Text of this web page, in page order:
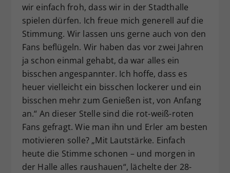
wir einfach froh, dass wir in der Stadthalle
spielen dürfen. Ich freue mich generell auf die
Stimmung. Wir lassen uns gerne auch von den
Fans beflügeln. Wir haben das vor zwei Jahren
ja schon einmal gehabt, da war alles ein
bisschen angespannter. Ich hoffe, dass es
heuer vielleicht ein bisschen lockerer und ein
bisschen mehr zum Genießen ist, von Anfang
an.“ An dieser Stelle sind die rot-weiß-roten
Fans gefragt. Wie man ihn und Erler am besten
motivieren solle? „Mit Lautstärke. Einfach
heute die Stimme schonen – und morgen in
der Halle alles raushauen“, lächelte der 28-